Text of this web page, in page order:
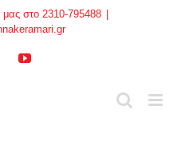
μας στο 2310-795488
FacebookYouTube